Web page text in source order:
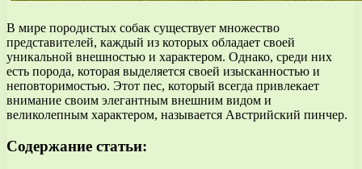
В мире породистых собак существует множество
представителей, каждый из которых обладает своей
уникальной внешностью и характером. Однако, среди них
есть порода, которая выделяется своей изысканностью и
неповторимостью. Этот пес, который всегда привлекает
внимание своим элегантным внешним видом и
великолепным характером, называется Австрийский пинчер.
Содержание статьи: